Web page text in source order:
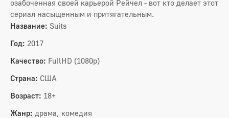
озабоченная своей карьерой Рейчел - вот кто делает этот
сериал насыщенным и притягательным.
Название: Suits
Год: 2017
Качество: FullHD (1080p)
Страна: США
Возраст: 18+
Жанр: драма, комедия